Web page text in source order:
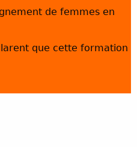
de femmes en
que cette formation